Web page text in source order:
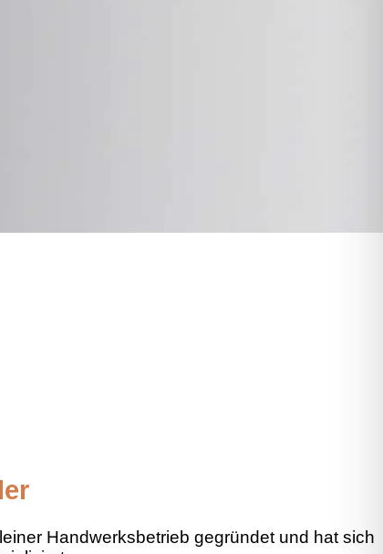
Handwerksbetrieb gegründet und hat sich